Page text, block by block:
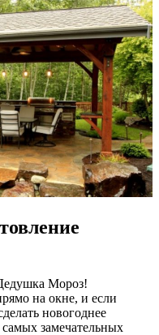
Мороз!
на окне, и если
новогоднее
замечательных